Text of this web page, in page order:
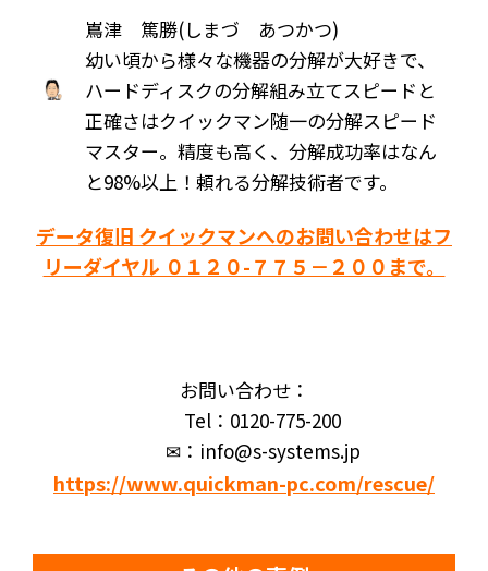
嶌津 篤勝(しまづ あつかつ)
幼い頃から様々な機器の分解が大好きで、
ハードディスクの分解組み立てスピードと
正確さはクイックマン随一の分解スピード
マスター。精度も高く、分解成功率はなん
と98%以上！頼れる分解技術者です。
データ復旧 クイックマンへのお問い合わせはフ
リーダイヤル ０１２０-７７５－２００まで。
お問い合わせ：
Tel：0120-775-200
✉：info@s-systems.jp
https://www.quickman-pc.com/rescue/